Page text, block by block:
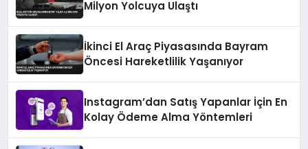
Milyon Yolcuya Ulaştı
İkinci El Araç Piyasasında Bayram
Öncesi Hareketlilik Yaşanıyor
Instagram’dan Satış Yapanlar İçin En
Kolay Ödeme Alma Yöntemleri